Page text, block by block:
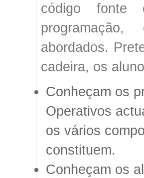
código
abordados.
cadeira, os
Conheçam os
Operativos
os vários
constituem.
Conheçam os